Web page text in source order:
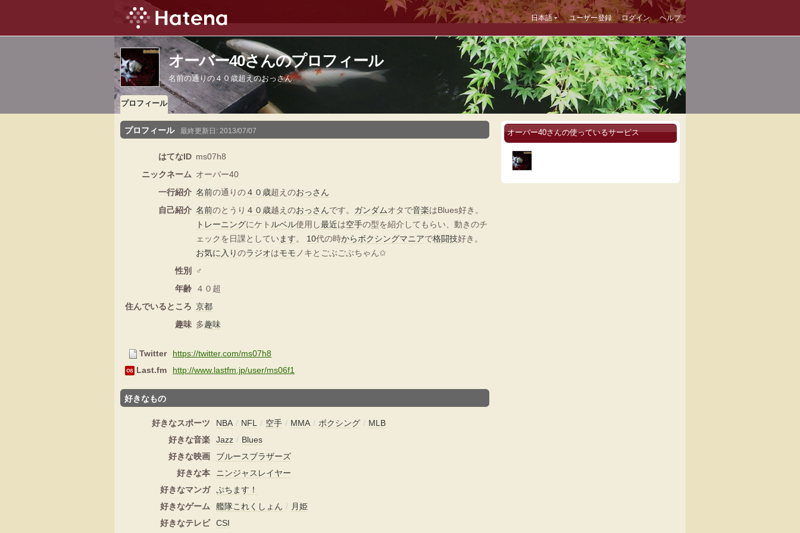
日本語 ユーザー登録 ログイン ヘルプ
オーバー40さんのプロフィール
名前の通りの４０歳超えのおっさん
プロフィール
プロフィール 最終更新日: 2013/07/07
はてなID ms07h8
ニックネーム オーバー40
一行紹介 名前の通りの４０歳超えのおっさん
自己紹介 名前のとうり ４０歳越えのおっさんです。 ガンダムオタで音楽はBlues好き。
トレーニングにケト ルベル使用し最近は空手の型を紹介してもらい、動きのチ
ェックを日課としています。 10代の時からボクシングマニアで格闘技好き。
お気に入りのラジオはモモ ノキとごぶごぶちゃん✩
性別
♂
年齢
４０超
住んでいるところ 京都
趣味 多趣味
Twitter
https://twitter.com/ms07h8
Last.fm
http://www.lastfm.jp/user/ms06f1
好きなもの
好きなスポーツ NBA / NFL / 空手 / MMA / ボクシング / MLB
好きな音楽
Jazz / Blues
好きな映画
ブルースブラザーズ
好きな本
ニンジャスレイヤー
好きなマンガ
ぷちます！
好きなゲーム
艦隊これくしょん / 月姫
好きなテレビ
CSI
オーバー40さんの使っているサービス